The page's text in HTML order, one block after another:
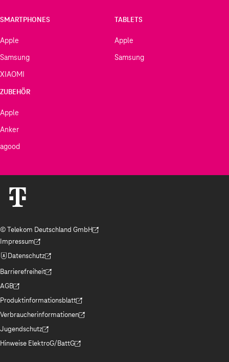
SMARTPHONES
Apple
Samsung
XIAOMI
TABLETS
Apple
Samsung
ZUBEHÖR
Apple
Anker
agood
© Telekom Deutschland GmbH
(Der Link wird in einem neuen Tab geöffnet)
Impressum
(Der Link wird in einem neuen Tab geöffnet)
Datenschutz
(Der Link wird in einem neuen Tab geöffnet)
Barrierefreiheit
(Der Link wird in einem neuen Tab geöffnet)
AGB
(Der Link wird in einem neuen Tab geöffnet)
Produktinformationsblatt
(Der Link wird in einem neuen Tab geöffnet)
Verbraucherinformationen
(Der Link wird in einem neuen Tab geöffnet)
Jugendschutz
(Der Link wird in einem neuen Tab geöffnet)
Hinweise ElektroG/BattG
(Der Link wird in einem neuen Tab geöffnet)